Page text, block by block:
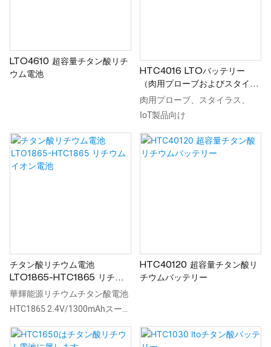
LTO4610 超容量チタン酸リチ
ウム電池
HTC4016 LTOバッテリー
（肉用プローブおよびスタイラ
ス用）
肉用プローブ、スタイラス、
IoT製品向け
チタン酸リチウム電池
LTO1865-HTC1865 リチウ
ムイオン電池
華輝能源リチウムチタン酸電池
HTC1865 2.4V/1300mAhスーパ
ーリチウムイオン電池は、長寿
命、広い動作温度範囲、優れた
HTC40120 超容量チタン酸リ
チウムバッテリー